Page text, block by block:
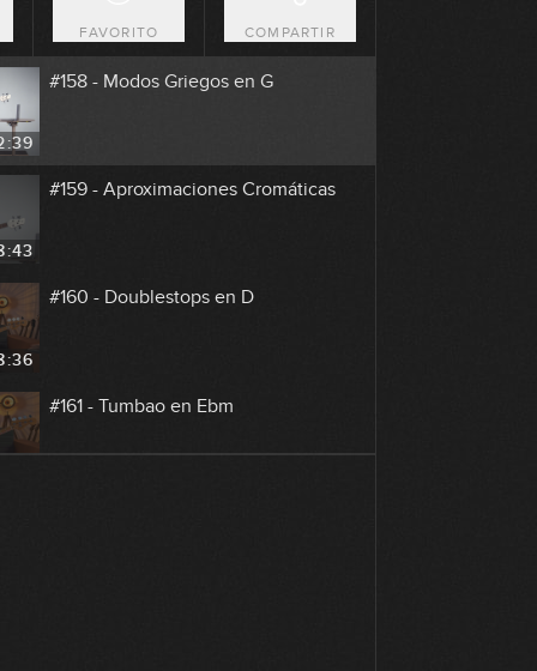
FAVORITO COMPARTIR
#158 - Modos Griegos en G
#159 - Aproximaciones Cromáticas
#160 - Doublestops en D
#161 - Tumbao en Ebm